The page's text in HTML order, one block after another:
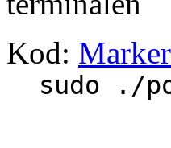
Kod:
sudo ./